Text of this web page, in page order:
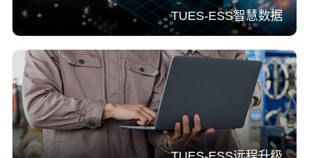
TUES-ESS智慧数据